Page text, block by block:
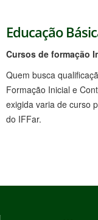
Educação
Cursos de formação
Quem busca
Formação Inicial e
exigida varia de curso
do IFFar.